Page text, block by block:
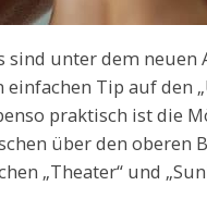
sind unter dem
Tip auf den
praktisch ist die
über den oberen
„Theater“ und